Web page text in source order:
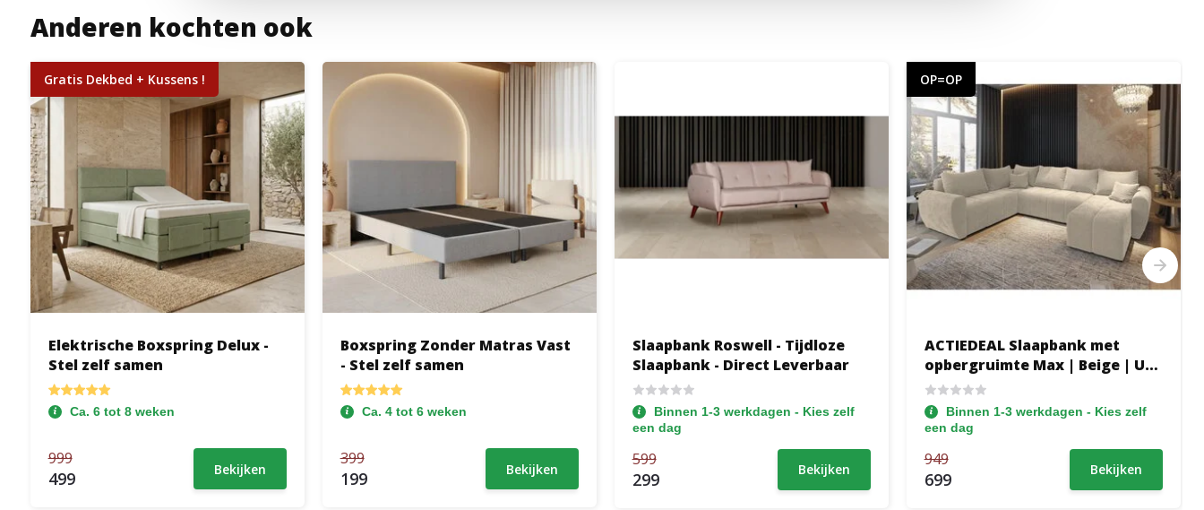
Anderen kochten ook
Gratis Dekbed + Kussens !
Elektrische Boxspring Delux -
Stel zelf samen
Ca. 6 tot 8 weken
999
499 Bekijken
Boxspring Zonder Matras Vast
- Stel zelf samen
Ca. 4 tot 6 weken
399
199 Bekijken
Slaapbank Roswell - Tijdloze
Slaapbank - Direct Leverbaar
Binnen 1-3 werkdagen - Kies zelf
een dag
599
299 Bekijken
OP=OP
ACTIEDEAL Slaapbank met
opbergruimte Max | Beige | U-
bank XL Links
Binnen 1-3 werkdagen - Kies zelf
een dag
949
699 Bekijken